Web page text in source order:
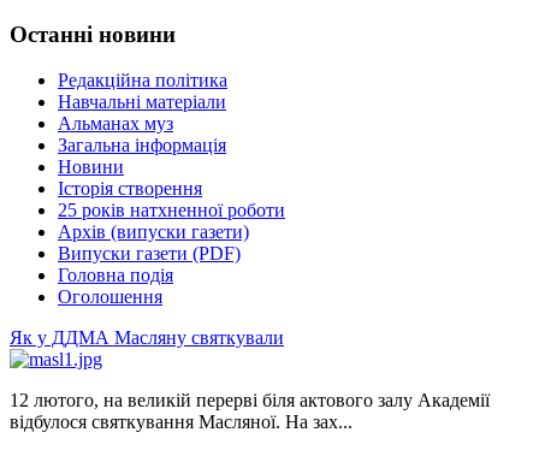
Останні новини
Редакційна політика
Навчальні матеріали
Альманах муз
Загальна інформація
Новини
Історія створення
25 років натхненної роботи
Архів (випуски газети)
Випуски газети (PDF)
Головна подія
Оголошення
Як у ДДМА Масляну святкували
12 лютого, на великій перерві біля актового залу Академії
відбулося святкування Масляної. На зах...